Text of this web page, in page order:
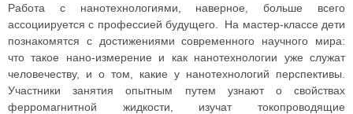
Работа с нанотехнологиями, наверное, больше всего
ассоциируется с профессией будущего. На мастер-классе дети
познакомятся с достижениями современного научного мира:
что такое нано-измерение и как нанотехнологии уже служат
человечеству, и о том, какие у нанотехнологий перспективы.
Участники занятия опытным путем узнают о свойствах
ферромагнитной жидкости, изучат токопроводящие